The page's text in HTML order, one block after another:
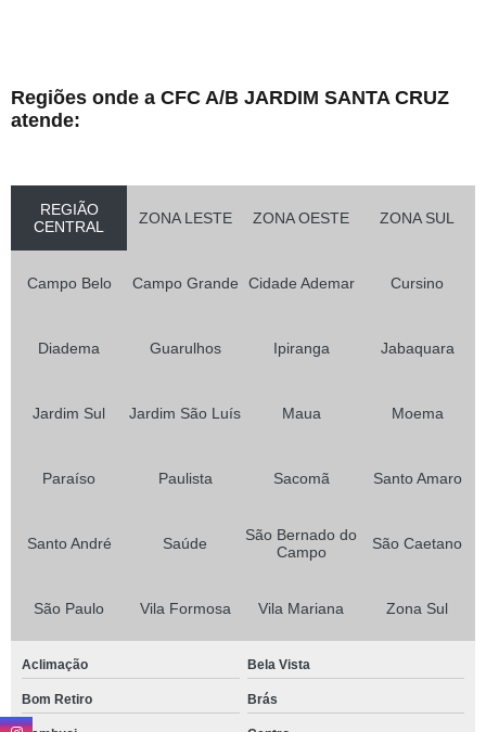
Regiões onde a CFC A/B JARDIM SANTA CRUZ
atende:
REGIÃO
CENTRAL
ZONA LESTE ZONA OESTE ZONA SUL
Campo Belo Campo Grande Cidade Ademar Cursino
Diadema Guarulhos Ipiranga Jabaquara
Jardim Sul Jardim São Luís Maua Moema
Paraíso Paulista Sacomã Santo Amaro
Santo André Saúde
São Bernado do
Campo
São Caetano
São Paulo Vila Formosa Vila Mariana Zona Sul
Aclimação Bela Vista
Bom Retiro Brás